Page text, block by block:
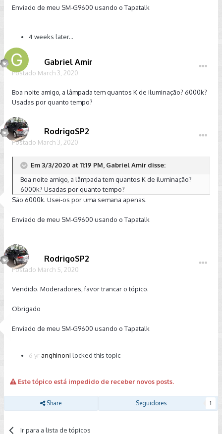
Enviado de meu SM-G9600 usando o Tapatalk
4 weeks later...
Gabriel Amir
Postado March 3, 2020
Boa noite amigo, a lâmpada tem quantos K de iluminação? 6000k?
Usadas por quanto tempo?
RodrigoSP2
Postado March 3, 2020
Em 3/3/2020 at 11:19 PM, Gabriel Amir disse:
Boa noite amigo, a lâmpada tem quantos K de iluminação?
6000k? Usadas por quanto tempo?
São 6000k. Usei-os por uma semana apenas.
Enviado de meu SM-G9600 usando o Tapatalk
RodrigoSP2
Postado March 5, 2020
Vendido. Moderadores, favor trancar o tópico.
Obrigado
Enviado de meu SM-G9600 usando o Tapatalk
6 yr anghinoni locked this topic
Este tópico está impedido de receber novos posts.
Share Seguidores 1
Ir para a lista de tópicos